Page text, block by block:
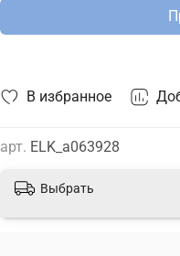
В избранное
арт. ELK_a063928
актуальной ценой на
Выбрать